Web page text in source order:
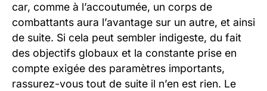
car, comme à l’accoutumée, un corps de
combattants aura l’avantage sur un autre, et ainsi
de suite. Si cela peut sembler indigeste, du fait
des objectifs globaux et la constante prise en
compte exigée des paramètres importants,
rassurez-vous tout de suite il n’en est rien. Le